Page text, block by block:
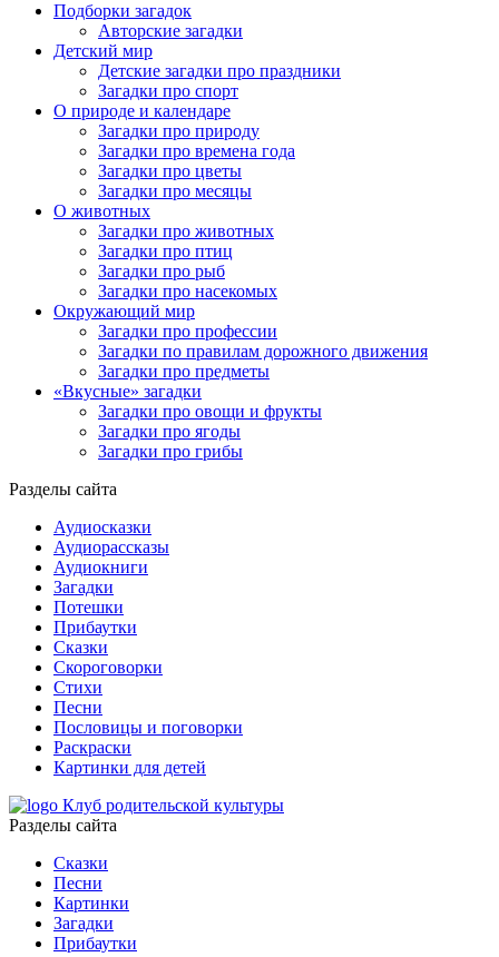
Подборки загадок
Авторские загадки
Детский мир
Детские загадки про праздники
Загадки про спорт
О природе и календаре
Загадки про природу
Загадки про времена года
Загадки про цветы
Загадки про месяцы
О животных
Загадки про животных
Загадки про птиц
Загадки про рыб
Загадки про насекомых
Окружающий мир
Загадки про профессии
Загадки по правилам дорожного движения
Загадки про предметы
«Вкусные» загадки
Загадки про овощи и фрукты
Загадки про ягоды
Загадки про грибы
Разделы сайта
Аудиосказки
Аудиорассказы
Аудиокниги
Загадки
Потешки
Прибаутки
Сказки
Скороговорки
Стихи
Песни
Пословицы и поговорки
Раскраски
Картинки для детей
Клуб родительской культуры
Разделы сайта
Сказки
Песни
Картинки
Загадки
Прибаутки